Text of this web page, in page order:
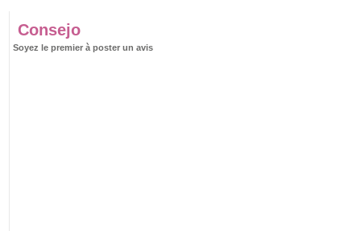
Consejo
Soyez le premier à poster un avis